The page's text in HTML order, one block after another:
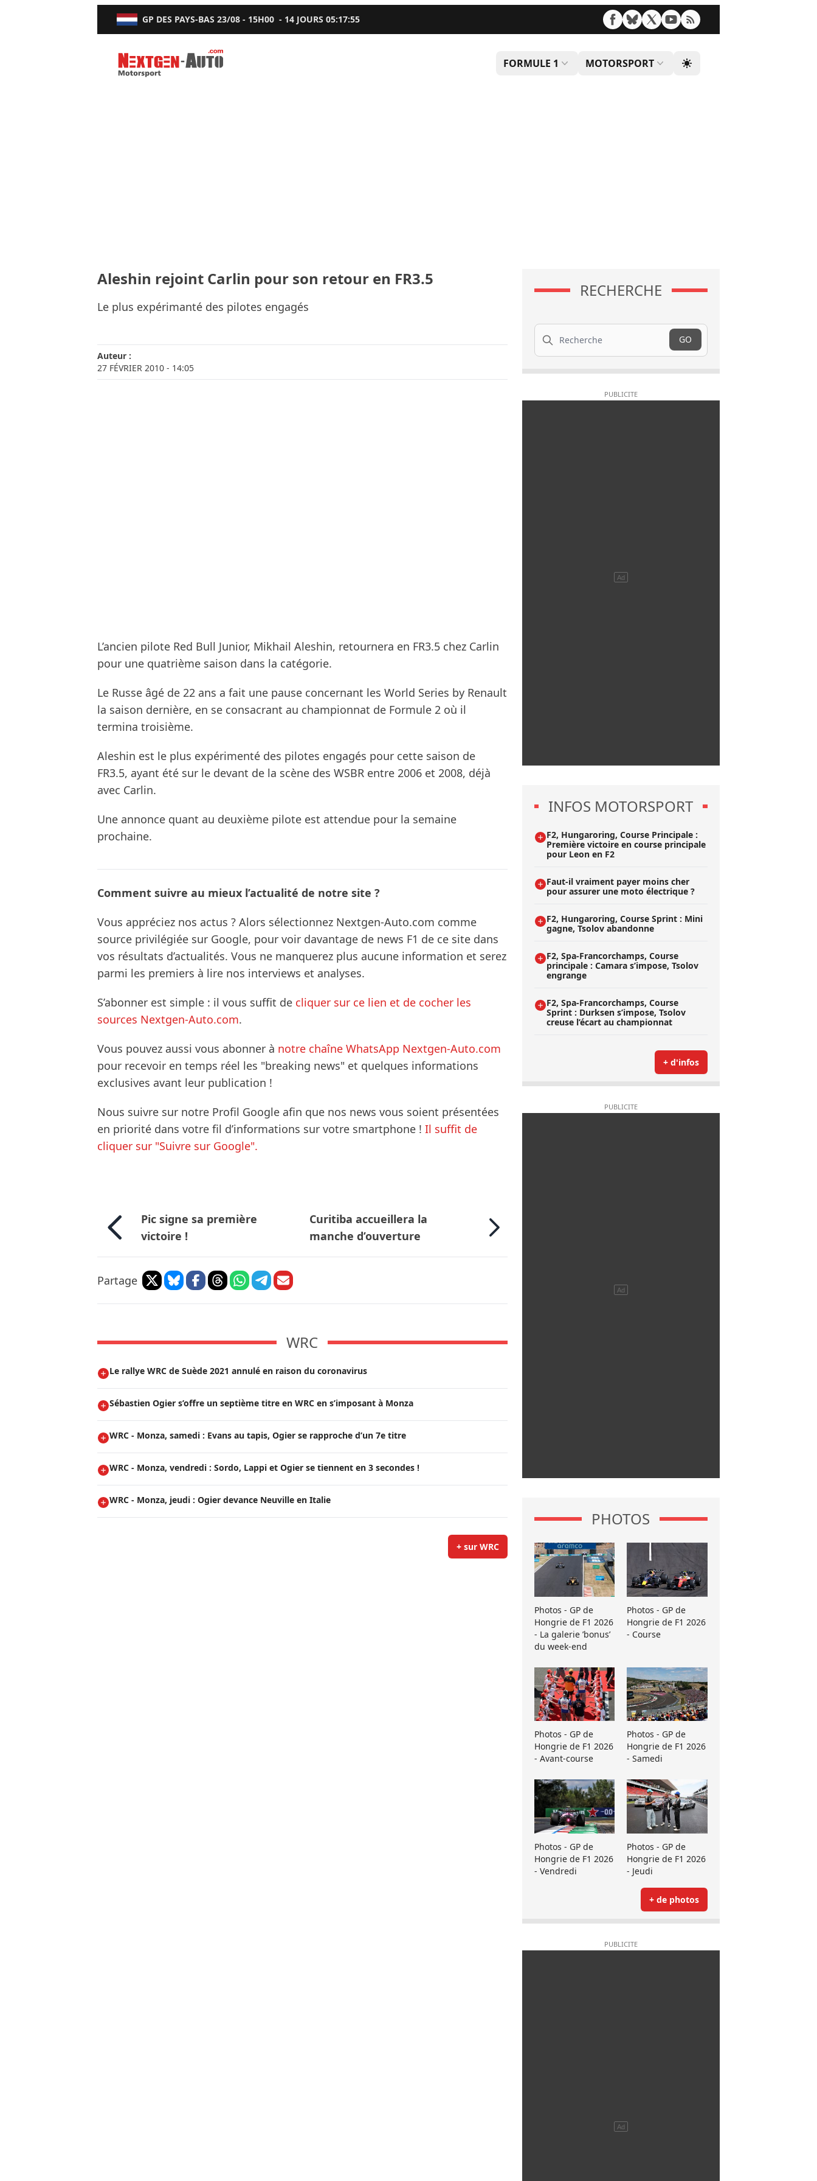
GP DES PAYS-BAS 23/08 - 15H00 - 14 JOURS05:17:54
Nextgen-Auto.com
FORMULE 1 MOTORSPORT
Aleshin rejoint Carlin pour son retour en FR3.5
Le plus expérimanté des pilotes engagés
Auteur :
27 FÉVRIER 2010 - 14:05
L’ancien pilote Red Bull Junior, Mikhail Aleshin, retournera en FR3.5 chez Carlin
pour une quatrième saison dans la catégorie.
Le Russe âgé de 22 ans a fait une pause concernant les World Series by Renault
la saison dernière, en se consacrant au championnat de Formule 2 où il
termina troisième.
Aleshin est le plus expérimenté des pilotes engagés pour cette saison de
FR3.5, ayant été sur le devant de la scène des WSBR entre 2006 et 2008, déjà
avec Carlin.
Une annonce quant au deuxième pilote est attendue pour la semaine
prochaine.
Comment suivre au mieux l’actualité de notre site ?
Vous appréciez nos actus ? Alors sélectionnez Nextgen-Auto.com comme
source privilégiée sur Google, pour voir davantage de news F1 de ce site dans
vos résultats d’actualités. Vous ne manquerez plus aucune information et serez
parmi les premiers à lire nos interviews et analyses.
S’abonner est simple : il vous suffit de cliquer sur ce lien et de cocher les
sources Nextgen-Auto.com.
Vous pouvez aussi vous abonner à notre chaîne WhatsApp Nextgen-Auto.com
pour recevoir en temps réel les "breaking news" et quelques informations
exclusives avant leur publication !
Nous suivre sur notre Profil Google afin que nos news vous soient présentées
en priorité dans votre fil d’informations sur votre smartphone ! Il suffit de
cliquer sur "Suivre sur Google".
Pic signe sa première
victoire !
Curitiba accueillera la
manche d’ouverture
Partage
WRC
Le rallye WRC de Suède 2021 annulé en raison du coronavirus
Sébastien Ogier s’offre un septième titre en WRC en s’imposant à Monza
WRC - Monza, samedi : Evans au tapis, Ogier se rapproche d’un 7e titre
WRC - Monza, vendredi : Sordo, Lappi et Ogier se tiennent en 3 secondes !
WRC - Monza, jeudi : Ogier devance Neuville en Italie
+ sur WRC
RECHERCHE
Recherche
GO
INFOS MOTORSPORT
F2, Hungaroring, Course Principale :
Première victoire en course principale
pour Leon en F2
Faut-il vraiment payer moins cher
pour assurer une moto électrique ?
F2, Hungaroring, Course Sprint : Mini
gagne, Tsolov abandonne
F2, Spa-Francorchamps, Course
principale : Camara s’impose, Tsolov
engrange
F2, Spa-Francorchamps, Course
Sprint : Durksen s’impose, Tsolov
creuse l’écart au championnat
+ d'infos
PHOTOS
Photos - GP de
Hongrie de F1 2026
- La galerie ’bonus’
du week-end
Photos - GP de
Hongrie de F1 2026
- Course
Photos - GP de
Hongrie de F1 2026
- Avant-course
Photos - GP de
Hongrie de F1 2026
- Samedi
Photos - GP de
Hongrie de F1 2026
- Vendredi
Photos - GP de
Hongrie de F1 2026
- Jeudi
+ de photos